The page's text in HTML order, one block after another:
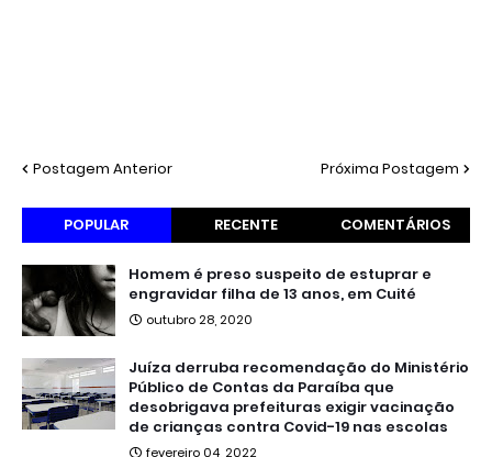
Postagem Anterior Próxima Postagem
POPULAR RECENTE COMENTÁRIOS
Homem é preso suspeito de estuprar e
engravidar filha de 13 anos, em Cuité
outubro 28, 2020
Juíza derruba recomendação do Ministério
Público de Contas da Paraíba que
desobrigava prefeituras exigir vacinação
de crianças contra Covid-19 nas escolas
fevereiro 04, 2022